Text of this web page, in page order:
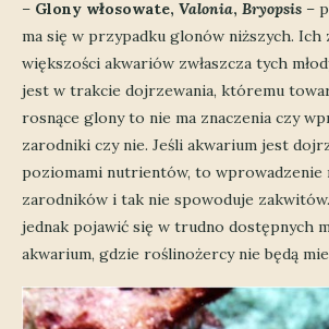
– Glony włosowate, Valonia, Bryopsis –
ma się w przypadku glonów niższych. Ich
większości akwariów zwłaszcza tych
jest w trakcie dojrzewania, któremu
rosnące glony to nie ma znaczenia czy
zarodniki czy nie. Jeśli akwarium jest
poziomami nutrientów, to wprowadzenie
zarodników i tak nie spowoduje zakwitów.
jednak pojawić się w trudno dostępnych
akwarium, gdzie roślinożercy nie będą